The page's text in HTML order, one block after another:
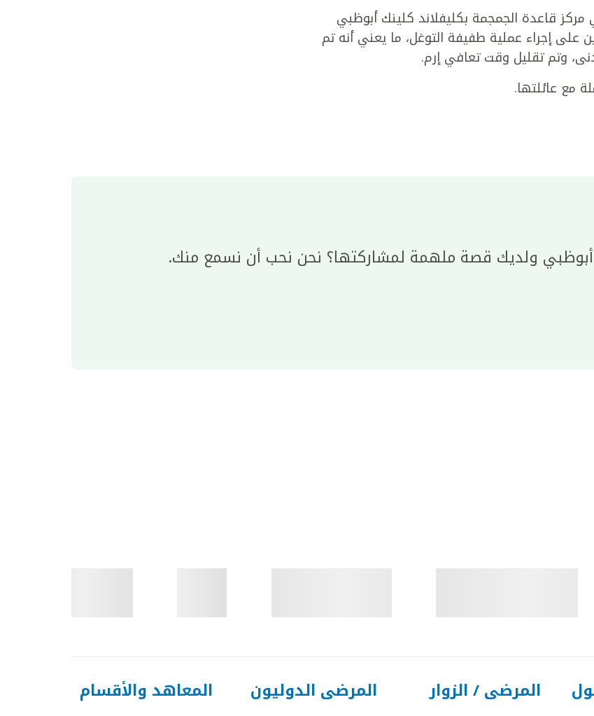
قاعدة الجمجمة بكليفلاند كلينك أبوظبي
على إجراء عملية طفيفة التوغل، ما يعني أنه تم
وتم تقليل وقت تعافي إرم.
مع عائلتها.
أبوظبي ولديك قصة ملهمة لمشاركتها؟ نحن نحب أن نسمع منك.
المرضى / الزوار المرضى الدوليون المعاهد والأقسام